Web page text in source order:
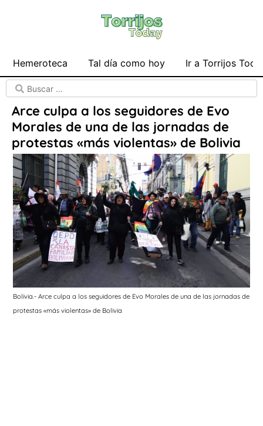
Hemeroteca Tal día como hoy Ir a Torrijos
Arce culpa a los seguidores de Evo
Morales de una de las jornadas de
protestas «más violentas» de Bolivia
Bolivia.- Arce culpa a los seguidores de Evo Morales de una de las jornadas de
protestas «más violentas» de Bolivia